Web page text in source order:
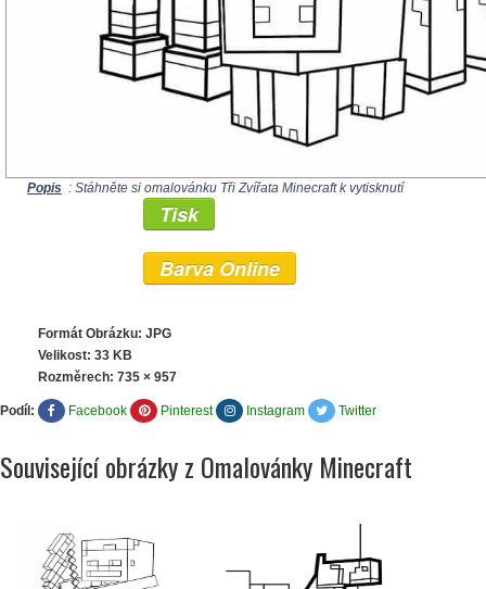
Popis : Stáhněte si omalovánku Tři Zvířata Minecraft k vytisknutí
Tisk
Barva Online
Formát Obrázku: JPG
Velikost: 33 KB
Rozměrech: 735 × 957
Podíl: Facebook Pinterest Instagram Twitter
Související obrázky z Omalovánky Minecraft